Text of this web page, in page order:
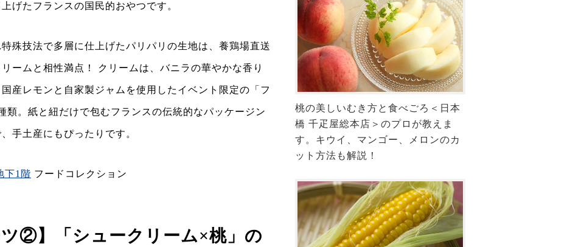
げたフランスの国民的おやつです。
殊技法で多層に仕上げたパリパリの生地は、養鶏場直送
ームと相性満点！ クリームは、バニラの華やかな香り
産レモンと自家製ジャムを使用したイベント限定の「フ
類。紙と紐だけで包むフランスの伝統的なパッケージン
手土産にもぴったりです。
下1階 フードコレクション
ツ②】「シュークリーム×桃」の
桃の美しいむき方と食べごろ＜日本
橋 千疋屋総本店＞のプロが教えま
す。キウイ、マンゴー、メロンのカ
ット方法も解説！